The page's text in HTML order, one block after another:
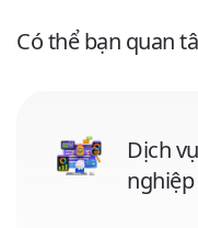
Có thể bạn quan
Dịch
nghiệp